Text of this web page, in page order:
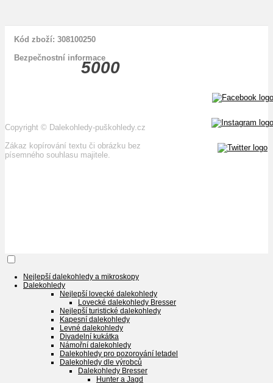
5000
Kód zboží: 308100250
Bezpečnostní informace
Copyright © Dalekohledy-puškohledy.cz
Zákaz kopírování textu či obrázku bez
písemného souhlasu majitele.
Nejlepší dalekohledy a mikroskopy
Dalekohledy
Nejlepší lovecké dalekohledy
Lovecké dalekohledy Bresser
Nejlepší turistické dalekohledy
Kapesní dalekohledy
Levné dalekohledy
Divadelní kukátka
Námořní dalekohledy
Dalekohledy pro pozorování letadel
Dalekohledy dle výrobců
Dalekohledy Bresser
Hunter a Jagd